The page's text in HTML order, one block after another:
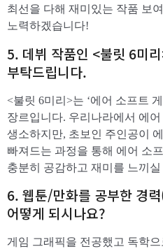
최선을 다해 재미있는 작품 보
노력하겠습니다!
​5. 데뷔 작품인 <불릿 6미
부탁드립니다.
<불릿 6미리>는 ‘에어 소프트
장르입니다. 우리나라에서 에
생소하지만, 초보인 주인공이
빠져드는 과정을 통해 에어 소
충분히 공감하고 재미를 느끼
6. 웹툰/만화를 공부한 경
어떻게 되시나요?
게임 그래픽을 전공했고 독학